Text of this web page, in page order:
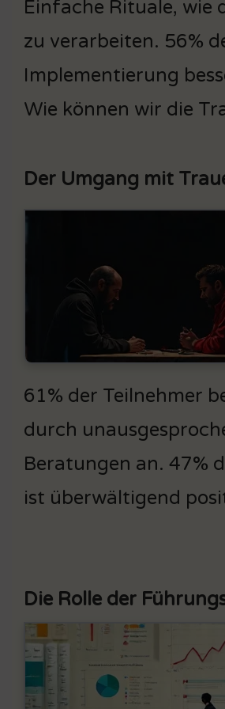
Einfache Rituale, wie
zu verarbeiten. 56%
Implementierung
Wie können wir die
Der Umgang mit
61% der Teilnehmer
durch
Beratungen an. 47%
ist überwältigend
Die Rolle der